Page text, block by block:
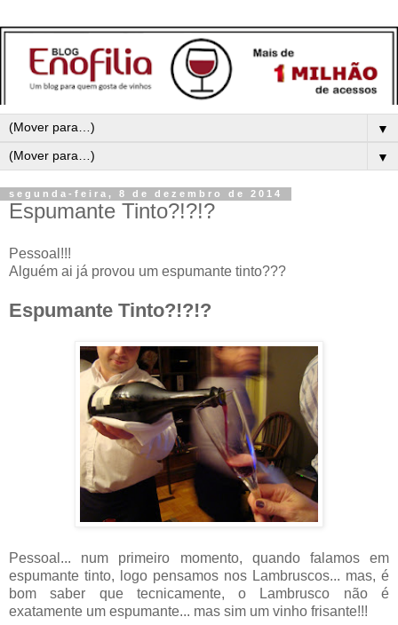
▼
▼
segunda-feira, 8 de dezembro de 2014
Espumante Tinto?!?!?
Pessoal!!!
Alguém ai já provou um espumante tinto???
Espumante Tinto?!?!?
Pessoal... num primeiro momento, quando falamos em
espumante tinto, logo pensamos nos Lambruscos... mas, é
bom saber que tecnicamente, o Lambrusco não é
exatamente um espumante... mas sim um vinho frisante!!!